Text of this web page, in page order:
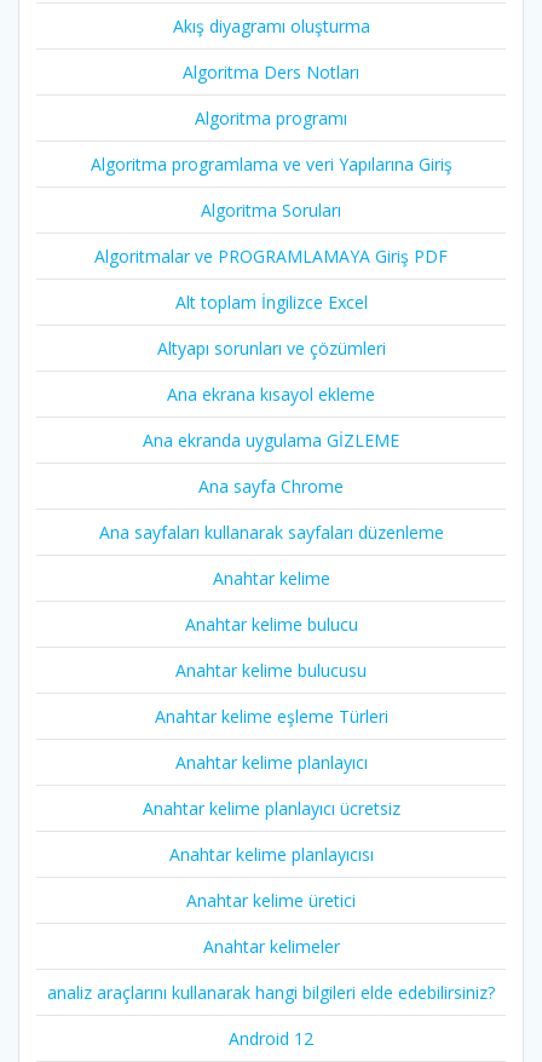
Akış diyagramı oluşturma
Algoritma Ders Notları
Algoritma programı
Algoritma programlama ve veri Yapılarına Giriş
Algoritma Soruları
Algoritmalar ve PROGRAMLAMAYA Giriş PDF
Alt toplam İngilizce Excel
Altyapı sorunları ve çözümleri
Ana ekrana kısayol ekleme
Ana ekranda uygulama GİZLEME
Ana sayfa Chrome
Ana sayfaları kullanarak sayfaları düzenleme
Anahtar kelime
Anahtar kelime bulucu
Anahtar kelime bulucusu
Anahtar kelime eşleme Türleri
Anahtar kelime planlayıcı
Anahtar kelime planlayıcı ücretsiz
Anahtar kelime planlayıcısı
Anahtar kelime üretici
Anahtar kelimeler
analiz araçlarını kullanarak hangi bilgileri elde edebilirsiniz?
Android 12